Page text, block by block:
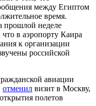
между Египтом
время.
прошлой неделе
в аэропорту Каира
к организации
российской
авиации
отменил визит в Москву,
полетов